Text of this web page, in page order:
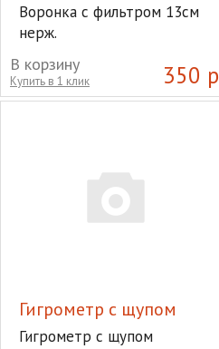
Воронка с фильтром 13см
нерж.
350 р
В корзину
Купить в 1 клик
Гигрометр с щупом
Гигрометр с щупом